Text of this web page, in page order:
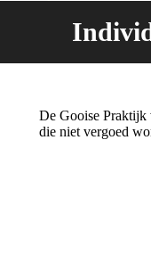
De Gooise Praktijk
die niet vergoed